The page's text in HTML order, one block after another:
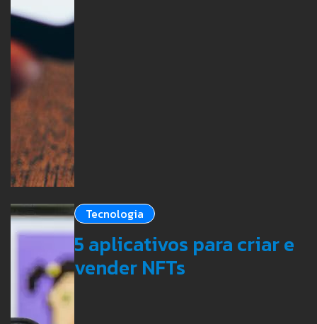
Tecnologia
5 aplicativos para criar e
vender NFTs